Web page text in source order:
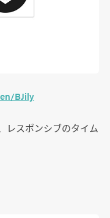
BJily
レスポンシブのタイム